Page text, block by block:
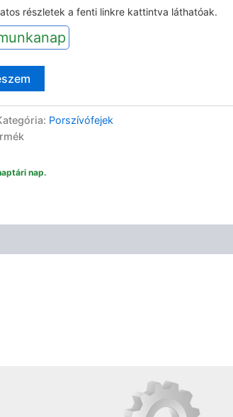
részletek a fenti linkre kattintva láthatóak.
Porszívófejek
nap.